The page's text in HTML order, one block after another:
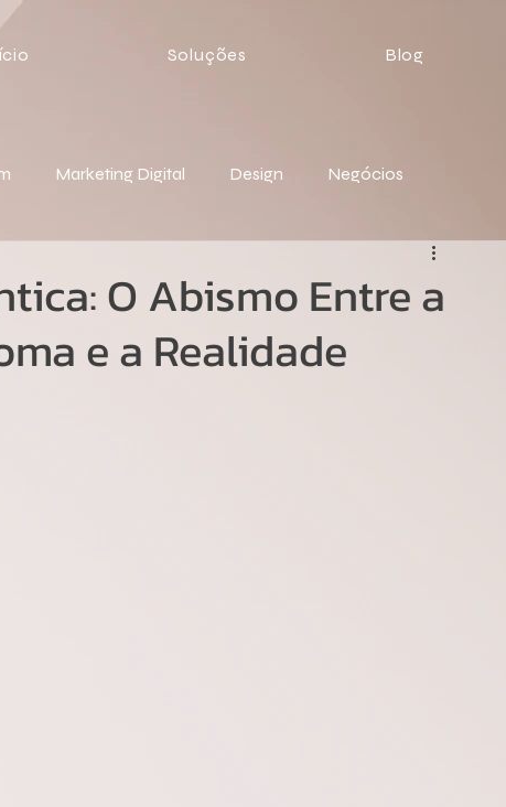
Soluções Blog
Marketing Digital Design Negócios
O Abismo Entre a
e a Realidade